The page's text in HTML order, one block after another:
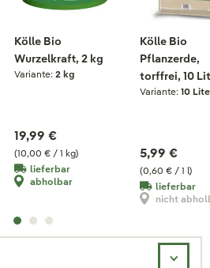
Kölle Bio
Wurzelkraft, 2 kg
Variante:2 kg
(10,00 € / 1 kg)
19,99 €
lieferbar
abholbar
Kölle Bio
Pflanzerde,
torffrei, 10
Variante: 10
(0,60 € / 1 l)
5,99 €
lieferbar
nicht